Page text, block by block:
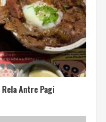
Antre Pagi